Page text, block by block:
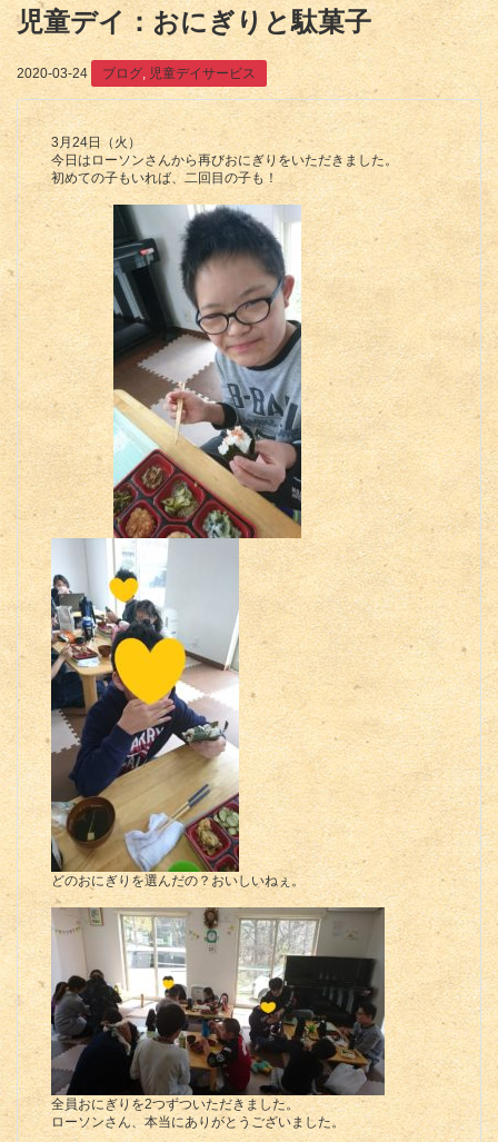
児童デイ：おにぎりと駄菓子
2020-03-24 ブログ, 児童デイサービス
3月24日（火）
今日はローソンさんから再びおにぎりをいただきました。
初めての子もいれば、二回目の子も！
どのおにぎりを選んだの？おいしいねぇ。
全員おにぎりを2つずついただきました。
ローソンさん、本当にありがとうございました。